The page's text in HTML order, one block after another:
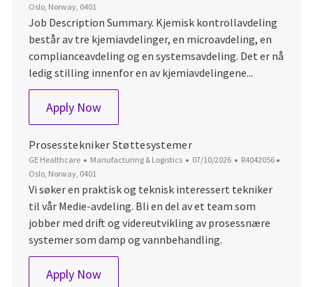
Oslo, Norway, 0401
Job Description Summary. Kjemisk kontrollavdeling
består av tre kjemiavdelinger, en microavdeling, en
complianceavdeling og en systemsavdeling. Det er nå
ledig stilling innenfor en av kjemiavdelingene...
Apply NowQC Analytiker
Prosesstekniker Støttesystemer
GE Healthcare Category
Manufacturing & Logistics Posted Date
07/10/2026 Job Id
R4042056
Oslo, Norway, 0401
Vi søker en praktisk og teknisk interessert tekniker
til vår Medie‑avdeling. Bli en del av et team som
jobber med drift og videreutvikling av prosessnære
systemer som damp og vannbehandling.
Apply NowProsesstekniker Støttesystemer